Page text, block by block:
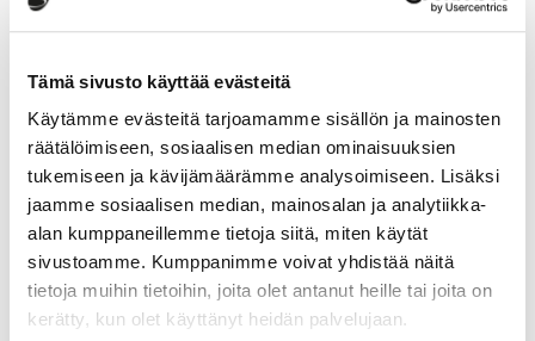
Tämä sivusto käyttää evästeitä
Käytämme evästeitä tarjoamamme sisällön ja mainosten
räätälöimiseen, sosiaalisen median ominaisuuksien
tukemiseen ja kävijämäärämme analysoimiseen. Lisäksi
jaamme sosiaalisen median, mainosalan ja analytiikka-
alan kumppaneillemme tietoja siitä, miten käytät
sivustoamme. Kumppanimme voivat yhdistää näitä
tietoja muihin tietoihin, joita olet antanut heille tai joita on
kerätty, kun olet käyttänyt heidän palvelujaan.
Tapahtuman järjestäjä
Tapahtumapaikka
Kivikirveentie 10 a
Pääsymaksu
10,00 € / 7,00 €
Katso kaikki tapahtumat